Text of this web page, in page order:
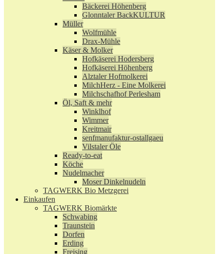
Bäckerei Höhenberg
Glonntaler BackKULTUR
Müller
Wolfmühle
Drax-Mühle
Käser & Molker
Hofkäserei Hodersberg
Hofkäserei Höhenberg
Alztaler Hofmolkerei
MilchHerz - Eine Molkerei
Milchschafhof Perlesham
Öl, Saft & mehr
Winklhof
Wimmer
Kreitmair
senfmanufaktur-ostallgaeu
Vilstaler Öle
Ready-to-eat
Köche
Nudelmacher
Moser Dinkelnudeln
TAGWERK Bio Metzgerei
Einkaufen
TAGWERK Biomärkte
Schwabing
Traunstein
Dorfen
Erding
Freising